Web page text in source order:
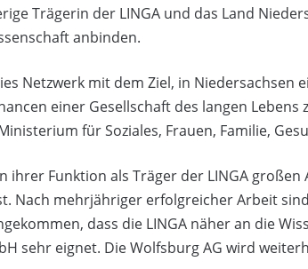
Trägerin der LINGA und das Land
anbinden.
Netzwerk mit dem Ziel, in Niedersachsen
einer Gesellschaft des langen
für Soziales, Frauen, Familie,
ihrer Funktion als Träger der LINGA großen
Nach mehrjähriger erfolgreicher Arbeit
dass die LINGA näher an die
sehr eignet. Die Wolfsburg AG wird